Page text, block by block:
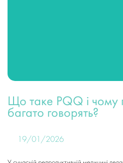
Що таке PQQ і чому
багато говорять?
19/01/2026